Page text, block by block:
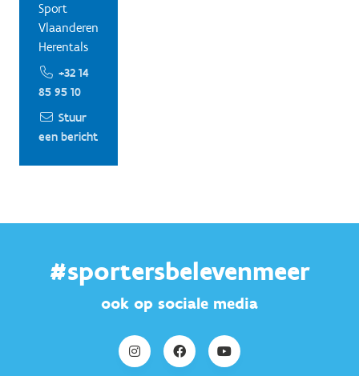
Sport
Vlaanderen
Herentals
+32 14
85 95 10
Stuur
een bericht
#sportersbelevenmeer
ook op sociale media